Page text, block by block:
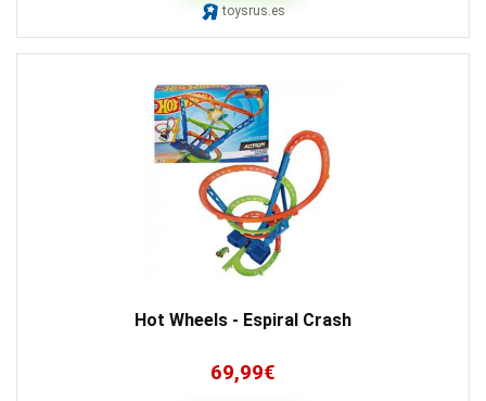
toysrus.es
Hot Wheels - Espiral Crash
69,99€